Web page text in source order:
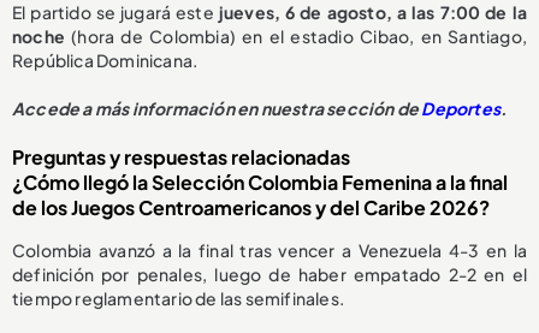
El partido se jugará este jueves, 6 de agosto, a las 7:00 de la
noche (hora de Colombia) en el estadio Cibao, en Santiago,
República Dominicana.
Accede a más información en nuestra sección deDeportes.
Preguntas y respuestas relacionadas
¿Cómo llegó la Selección Colombia Femenina a la final
de los Juegos Centroamericanos y del Caribe 2026?
Colombia avanzó a la final tras vencer a Venezuela 4-3 en la
definición por penales, luego de haber empatado 2-2 en el
tiempo reglamentario de las semifinales.